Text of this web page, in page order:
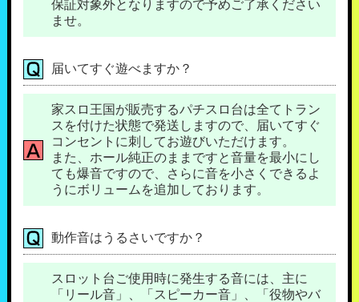
保証対象外となりますので予めご了承ください
ませ。
届いてすぐ遊べますか？
家スロ王国が販売するパチスロ台は全てトラン
スを付けた状態で発送しますので、届いてすぐ
コンセントに刺してお遊びいただけます。
また、ホール純正のままですと音量を最小にし
ても爆音ですので、さらに音を小さくできるよ
うにボリュームを追加しております。
動作音はうるさいですか？
スロット台ご使用時に発生する音には、主に
「リール音」、「スピーカー音」、「役物やバ